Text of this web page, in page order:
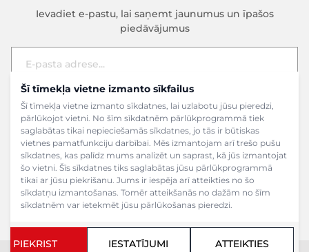
Šī tīmekļa vietne izmanto sīkfailus
Šī tīmekļa vietne izmanto sīkdatnes, lai uzlabotu jūsu pieredzi,
pārlūkojot vietni. No šīm sīkdatnēm pārlūkprogrammā tiek
saglabātas tikai nepieciešamās sīkdatnes, jo tās ir būtiskas
vietnes pamatfunkciju darbībai. Mēs izmantojam arī trešo pušu
sīkdatnes, kas palīdz mums analizēt un saprast, kā jūs izmantojat
šo vietni. Šīs sīkdatnes tiks saglabātas jūsu pārlūkprogrammā
tikai ar jūsu piekrišanu. Jums ir iespēja arī atteikties no šo
sīkdatņu izmantošanas. Tomēr atteikšanās no dažām no šīm
sīkdatnēm var ietekmēt jūsu pārlūkošanas pieredzi.
PIEKRIST IESTATĪJUMI ATTEIKTIES
Ievadiet e-pastu, lai saņemt jaunumus un īpašos
piedāvājumus
E-pasta adrese
Pieteikties